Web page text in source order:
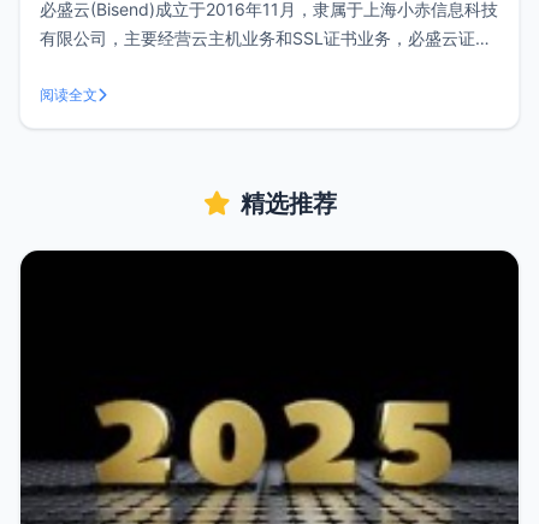
必盛云(Bisend)成立于2016年11月，隶属于上海小赤信息科技
有限公司，主要经营云主机业务和SSL证书业务，必盛云证书
比较便宜。Comodo Positive SSL DV证书只要98元就可以申
请2年！在收费DV SSL业务中，这个价格非常
阅读全文
精选推荐